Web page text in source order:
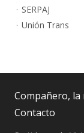
SERPAJ
Unión Trans
Compañero, la
Contacto